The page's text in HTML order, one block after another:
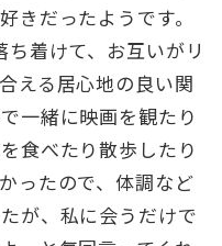
きだったようです。
着けて、お互いがリ
える居心地の良い関
一緒に映画を観たり
食べたり散歩したり
ったので、体調など
が、私に会うだけで